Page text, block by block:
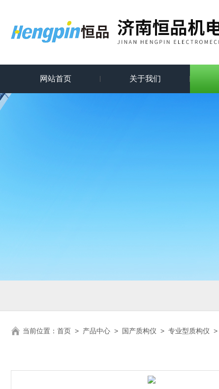
网站首页 关于我们
当前位置： 首页 > 产品中心 > 国产质构仪 > 专业型质构仪 >